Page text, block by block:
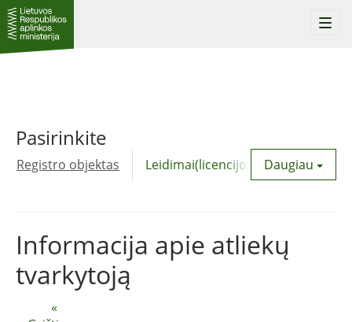
Pasirinkite
Registro objektas Leidimai(licencijos) Daugiau
«
Informacija apie atliekų
tvarkytoją